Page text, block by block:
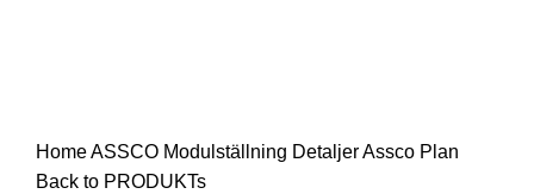
HomeASSCO Modulställning DetaljerAssco Plan
Back to PRODUKTs